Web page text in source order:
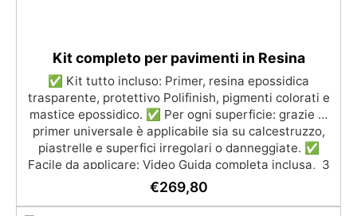
Kit completo per pavimenti in Resina
✅ Kit tutto incluso: Primer, resina epossidica
trasparente, protettivo Polifinish, pigmenti colorati e
mastice epossidico. ✅ Per ogni superficie: grazie al
primer universale è applicabile sia su calcestruzzo,
piastrelle e superfici irregolari o danneggiate. ✅
Facile da applicare: Video Guida completa inclusa, 3
semplici passaggi, dalla preparazione della superficie
alla finitura protettiva antigraffio. ✅ Risultati
€269,80